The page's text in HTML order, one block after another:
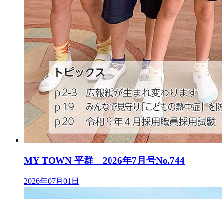
MY TOWN 平群 2026年7月号No.744
2026年07月01日